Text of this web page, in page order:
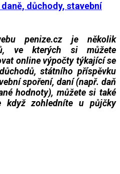
důchody, stavební
penize.cz je několik
ve kterých si můžete
online výpočty týkající se
státního příspěvku
spoření, daní (např. daň
hodnoty), můžete si také
když zohledníte u půjčky